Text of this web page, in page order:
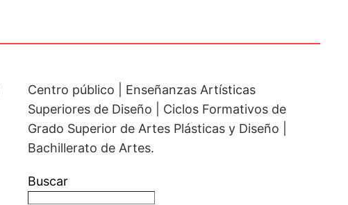
Centro público | Enseñanzas Artísticas
Superiores de Diseño | Ciclos Formativos de
Grado Superior de Artes Plásticas y Diseño |
Bachillerato de Artes.
Buscar